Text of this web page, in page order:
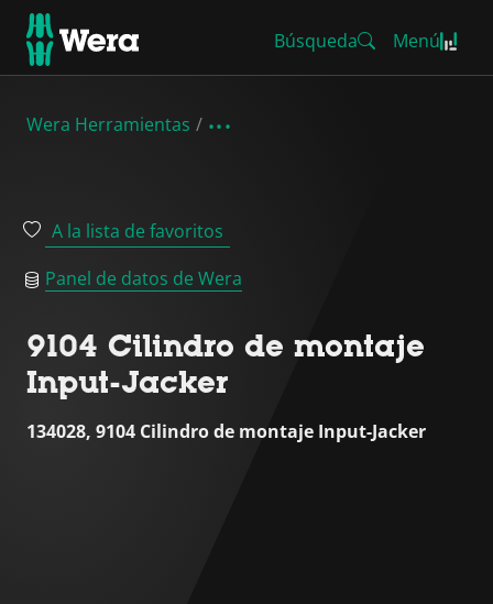
Búsqueda Menú
Wera Herramientas
A la lista de favoritos
Panel de datos de Wera
9104 Cilindro de montaje
Input-Jacker
134028, 9104 Cilindro de montaje Input-Jacker